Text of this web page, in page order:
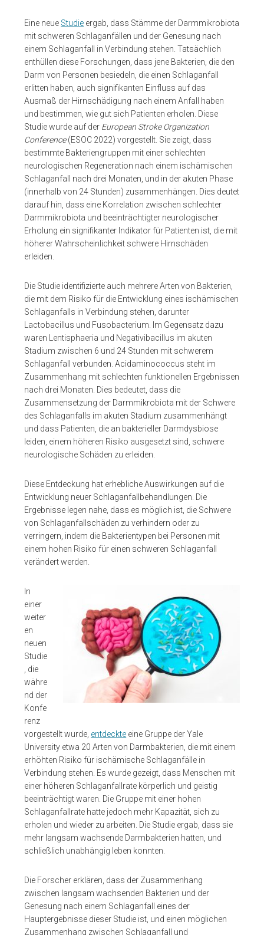
Eine neue Studie ergab, dass Stämme der Darmmikrobiota
mit schweren Schlaganfällen und der Genesung nach
einem Schlaganfall in Verbindung stehen. Tatsächlich
enthüllen diese Forschungen, dass jene Bakterien, die den
Darm von Personen besiedeln, die einen Schlaganfall
erlitten haben, auch signifikanten Einfluss auf das
Ausmaß der Hirnschädigung nach einem Anfall haben
und bestimmen, wie gut sich Patienten erholen. Diese
Studie wurde auf der European Stroke Organization
Conference(ESOC 2022) vorgestellt. Sie zeigt, dass
bestimmte Bakteriengruppen mit einer schlechten
neurologischen Regeneration nach einem ischämischen
Schlaganfall nach drei Monaten, und in der akuten Phase
(innerhalb von 24 Stunden) zusammenhängen. Dies deutet
darauf hin, dass eine Korrelation zwischen schlechter
Darmmikrobiota und beeinträchtigter neurologischer
Erholung ein signifikanter Indikator für Patienten ist, die mit
höherer Wahrscheinlichkeit schwere Hirnschäden
erleiden.
Die Studie identifizierte auch mehrere Arten von Bakterien,
die mit dem Risiko für die Entwicklung eines ischämischen
Schlaganfalls in Verbindung stehen, darunter
Lactobacillus und Fusobacterium. Im Gegensatz dazu
waren Lentisphaeria und Negativibacillus im akuten
Stadium zwischen 6 und 24 Stunden mit schwerem
Schlaganfall verbunden. Acidaminococcus steht im
Zusammenhang mit schlechten funktionellen Ergebnissen
nach drei Monaten. Dies bedeutet, dass die
Zusammensetzung der Darmmikrobiota mit der Schwere
des Schlaganfalls im akuten Stadium zusammenhängt
und dass Patienten, die an bakterieller Darmdysbiose
leiden, einem höheren Risiko ausgesetzt sind, schwere
neurologische Schäden zu erleiden.
Diese Entdeckung hat erhebliche Auswirkungen auf die
Entwicklung neuer Schlaganfallbehandlungen. Die
Ergebnisse legen nahe, dass es möglich ist, die Schwere
von Schlaganfallschäden zu verhindern oder zu
verringern, indem die Bakterientypen bei Personen mit
einem hohen Risiko für einen schweren Schlaganfall
verändert werden.
In
einer
weiter
en
neuen
Studie
, die
währe
nd der
Konfe
renz
vorgestellt wurde, entdeckte eine Gruppe der Yale
University etwa 20 Arten von Darmbakterien, die mit einem
erhöhten Risiko für ischämische Schlaganfälle in
Verbindung stehen. Es wurde gezeigt, dass Menschen mit
einer höheren Schlaganfallrate körperlich und geistig
beeinträchtigt waren. Die Gruppe mit einer hohen
Schlaganfallrate hatte jedoch mehr Kapazität, sich zu
erholen und wieder zu arbeiten. Die Studie ergab, dass sie
mehr langsam wachsende Darmbakterien hatten, und
schließlich unabhängig leben konnten.
Die Forscher erklären, dass der Zusammenhang
zwischen langsam wachsenden Bakterien und der
Genesung nach einem Schlaganfall eines der
Hauptergebnisse dieser Studie ist, und einen möglichen
Zusammenhang zwischen Schlaganfall und